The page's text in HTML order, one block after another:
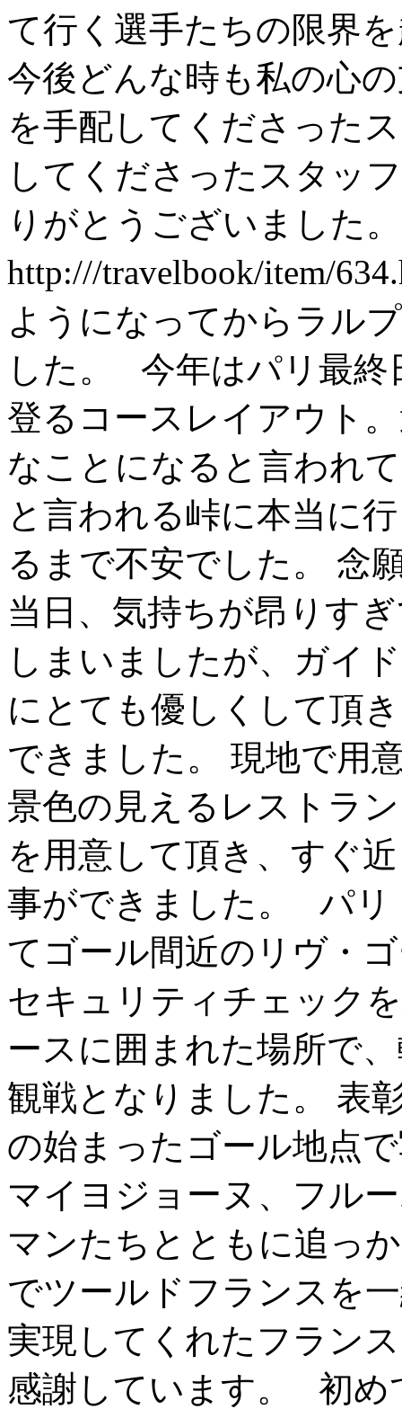
て行く選手たちの限界
今後どんな時も私の心
を手配してくださった
してくださったスタッ
りがとうございました
http:///travelbook/item/
ようになってからラル
した。 今年はパリ最終
登るコースレイアウト
なことになると言われ
と言われる峠に本当に
るまで不安でした。 念
当日、気持ちが昂りす
しまいましたが、ガイ
にとても優しくして頂
できました。 現地で用
景色の見えるレストラ
を用意して頂き、すぐ
事ができました。 パリ
てゴール間近のリヴ・
セキュリティチェック
ースに囲まれた場所で
観戦となりました。 表
の始まったゴール地点
マイヨジョーヌ、フル
マンたちとともに追っ
でツールドフランスを
実現してくれたフラン
感謝しています。 初め